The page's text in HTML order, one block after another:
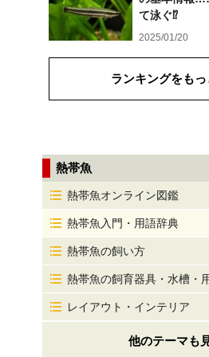
て泳ぐ⁉
2025/01/20
ランキングをも
熱帯魚
熱帯魚オンライン図鑑
熱帯魚入門・用語辞典
熱帯魚の飼い方
熱帯魚の飼育器具・水槽・
レイアウト・インテリア
他のテーマも